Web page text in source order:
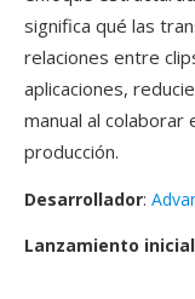
significa qué las
relaciones entre
aplicaciones,
manual al
producción.
Desarrollador:
Lanzamiento inicial